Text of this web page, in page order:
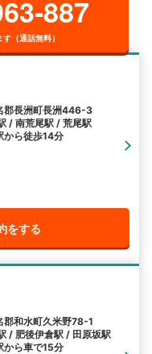
887
（通話無料）
郡長洲町長洲446-3
/ 南荒尾駅 / 荒尾駅
から徒歩14分
をする
郡和水町久米野78-1
/ 肥後伊倉駅 / 田原坂駅
から車で15分